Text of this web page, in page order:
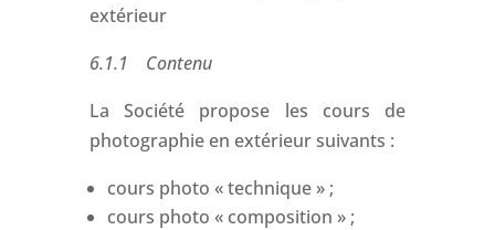
extérieur
6.1.1 Contenu
La Société propose les cours de
photographie en extérieur suivants :
cours photo « technique » ;
cours photo « composition » ;